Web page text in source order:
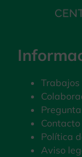
Contacto
Política
Aviso